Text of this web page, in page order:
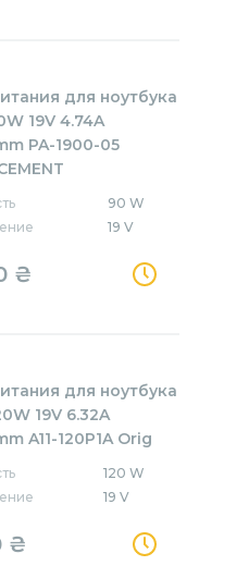
для ноутбука
19V 4.74A
PA-1900-05
90 W
19 V
₴
для ноутбука
19V 6.32A
A11-120P1A Orig
120 W
19 V
₴